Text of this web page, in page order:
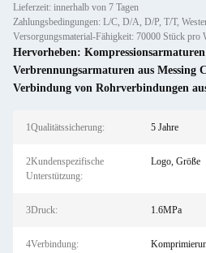
Lieferzeit: innerhalb von 7 Tagen
Zahlungsbedingungen: L/C, D/A, D/P, T/T,
Versorgungsmaterial-Fähigkeit: 70000 Stück pro
Hervorheben:
Verbrennungsarmaturen aus Messing
Verbindung von Rohrverbindungen
1Qualitätssicherung: 5 Jahre
2Kundenspezifische
Unterstützung:
Logo, Größe
3Druck: 1.6MPa
4Verbindung: